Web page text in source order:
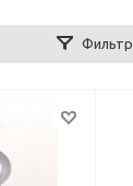
Фильтр